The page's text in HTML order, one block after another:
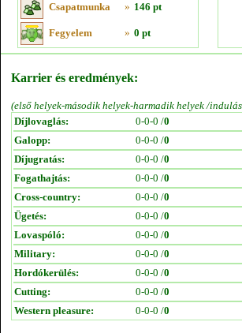
Csapatmunka » 146 pt
Fegyelem » 0 pt
Karrier és eredmények:
(első helyek-második helyek-harmadik helyek /
Díjlovaglás:
0-0-0 /0
Galopp:
0-0-0 /0
Díjugratás:
0-0-0 /0
Fogathajtás:
0-0-0 /0
Cross-country:
0-0-0 /0
Ügetés:
0-0-0 /0
Lovaspóló:
0-0-0 /0
Military:
0-0-0 /0
Hordókerülés:
0-0-0 /0
Cutting:
0-0-0 /0
Western pleasure:
0-0-0 /0